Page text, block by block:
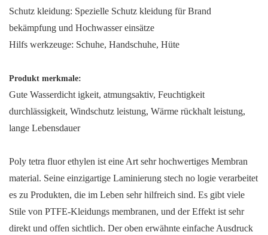
Schutz kleidung: Spezielle Schutz kleidung für Brand
bekämpfung und Hochwasser einsätze
Hilfs werkzeuge: Schuhe, Handschuhe, Hüte
Produkt merkmale:
Gute Wasserdicht igkeit, atmungsaktiv, Feuchtigkeit
durchlässigkeit, Windschutz leistung, Wärme rückhalt leistung,
lange Lebensdauer
Poly tetra fluor ethylen ist eine Art sehr hochwertiges Membran
material. Seine einzigartige Laminierung stech no logie verarbeitet
es zu Produkten, die im Leben sehr hilfreich sind. Es gibt viele
Stile von PTFE-Kleidungs membranen, und der Effekt ist sehr
direkt und offen sichtlich. Der oben erwähnte einfache Ausdruck